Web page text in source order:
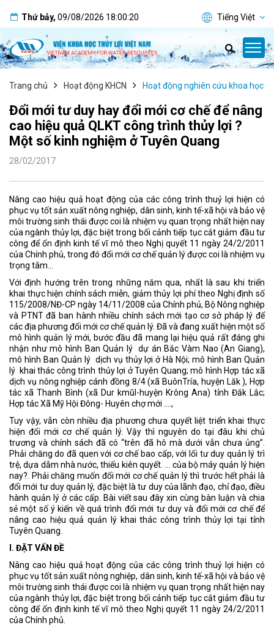
Thứ bảy, 09/08/2026 18:00:20 Tiếng Việt
Trang chủ Hoạt động KHCN Hoạt động nghiên cứu khoa học
Đổi mới tư duy hay đổi mới cơ chế để nâng
cao hiệu quả QLKT công trình thủy lợi ?
Một số kinh nghiệm ở Tuyên Quang
28/02/2017
Nâng cao hiệu quả hoạt động của các công trình thuỷ lợi hiện có
phục vụ tốt sản xuất nông nghiệp, dân sinh, kinh tế-xã hội và bảo vệ
môi trường sinh thái được coi là nhiệm vụ quan trọng nhất hiện nay
của ngành thủy lợi, đặc biệt trong bối cảnh tiếp tục cắt giảm đầu tư
công để ổn định kinh tế vĩ mô theo Nghị quyết 11 ngày 24/2/2011
của Chính phủ, trong đó đổi mới cơ chế quản lý được coi là nhiệm vụ
trọng tâm...
Với định hướng trên trong những năm qua, nhất là sau khi triển
khai thực hiện chính sách miễn, giảm thủy lợi phí theo Nghị định số
115/2008/NĐ-CP ngày 14/11/2008 của Chính phủ, Bộ Nông nghiệp
và PTNT đã ban hành nhiều chính sách mới tạo cơ sở pháp lý để
các địa phương đổi mới cơ chế quản lý. Đã và đang xuất hiện một số
mô hình quản lý mới, bước đầu đã mang lại hiệu quả rất đáng ghi
nhận như mô hình Ban Quản lý dự án Bắc Vàm Nao (An Giang),
mô hình Ban Quản lý dịch vụ thủy lợi ở Hà Nội; mô hình Ban Quản
lý khai thác công trình thủy lợi ở Tuyên Quang; mô hình Hợp tác xã
dịch vụ nông nghiệp cánh đồng 8/4 (xã BuônTría, huyện Lăk ), Hợp
tác xã Thanh Bình (xã Dur kmũl-huyện Krông Ana) tỉnh Đăk Lắc;
Hợp tác Xã Mỹ Hội Đông- Huyên chợ mới ….,
Tuy vậy, vẫn còn nhiều địa phương chưa quyết liệt triển khai thực
hiện đổi mới cơ chế quản lý. Vậy thì nguyên do tại đâu khi chủ
trương và chính sách đã có “trên đã hô mà dưới vẫn chưa ủng”.
Phải chăng do đã quen với cơ chế bao cấp, với lối tư duy quản lý trì
trệ, dựa dẫm nhà nước, thiếu kiên quyết. … của bộ máy quản lý hiện
nay?. Phải chăng muốn đổi mới cơ chế quản lý thì trước hết phải là
đổi mới tư duy quản lý, đặc biệt là tư duy của lãnh đạo, chỉ đạo, điều
hành quản lý ở các cấp. Bài viết sau đây xin cùng bàn luận và chia
sẻ một số ý kiến về quá trình đổi mới tư duy và đổi mới cơ chế để
nâng cao hiệu quả quản lý khai thác công trình thủy lợi tại tỉnh
Tuyên Quang.
I. ĐẶT VẤN ĐỀ
Nâng cao hiệu quả hoạt động của các công trình thuỷ lợi hiện có
phục vụ tốt sản xuất nông nghiệp, dân sinh, kinh tế-xã hội và bảo vệ
môi trường sinh thái được coi là nhiệm vụ quan trọng nhất hiện nay
của ngành thủy lợi, đặc biệt trong bối cảnh tiếp tục cắt giảm đầu tư
công để ổn định kinh tế vĩ mô theo Nghị quyết 11 ngày 24/2/2011
của Chính phủ.